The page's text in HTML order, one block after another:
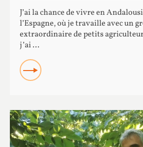
J’ai la chance de vivre en
l’Espagne, où je travaille avec un
extraordinaire de petits
j’ai ...
READ